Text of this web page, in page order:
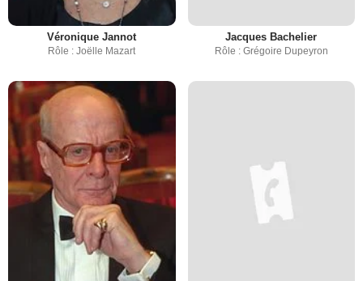
Véronique Jannot
Rôle : Joëlle Mazart
Jacques Bachelier
Rôle : Grégoire Dupeyron